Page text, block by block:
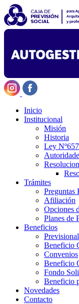
Inicio
Institucional
Misión
Historia
Ley
Trámites
Preguntas
Afiliación
Opciones
Planes de
Beneficios
Beneficio
Convenios
Beneficio
Fondo
Beneficio
Novedades
Contacto